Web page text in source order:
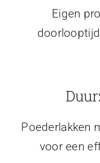
Eigen
Poederlakken
voor een